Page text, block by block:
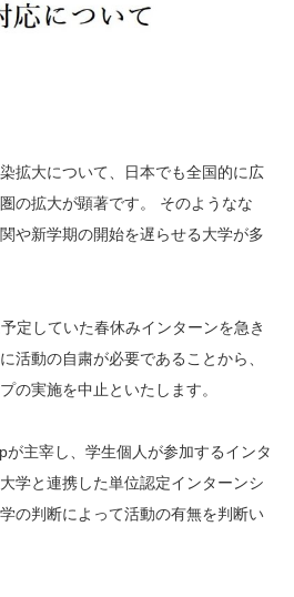
拡大について、日本でも全国的に広
の拡大が顕著です。 そのようなな
や新学期の開始を遅らせる大学が多
定していた春休みインターンを急き
活動の自粛が必要であることから、
の実施を中止といたします。
主宰し、学生個人が参加するインタ
学と連携した単位認定インターンシ
の判断によって活動の有無を判断い